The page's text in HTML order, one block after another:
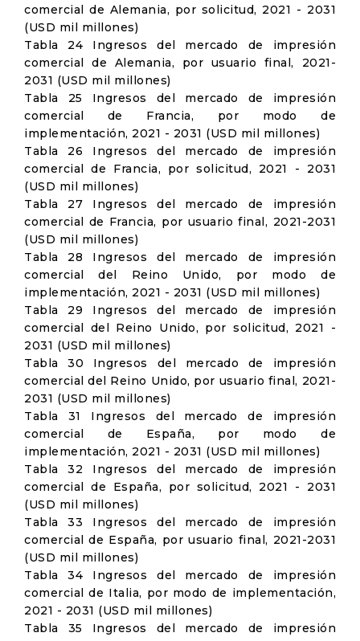
comercial de Alemania, por solicitud, 2021 - 2031
(USD mil millones)
Tabla 24 Ingresos del mercado de impresión
comercial de Alemania, por usuario final, 2021-
2031 (USD mil millones)
Tabla 25 Ingresos del mercado de impresión
comercial de Francia, por modo de
implementación, 2021 - 2031 (USD mil millones)
Tabla 26 Ingresos del mercado de impresión
comercial de Francia, por solicitud, 2021 - 2031
(USD mil millones)
Tabla 27 Ingresos del mercado de impresión
comercial de Francia, por usuario final, 2021-2031
(USD mil millones)
Tabla 28 Ingresos del mercado de impresión
comercial del Reino Unido, por modo de
implementación, 2021 - 2031 (USD mil millones)
Tabla 29 Ingresos del mercado de impresión
comercial del Reino Unido, por solicitud, 2021 -
2031 (USD mil millones)
Tabla 30 Ingresos del mercado de impresión
comercial del Reino Unido, por usuario final, 2021-
2031 (USD mil millones)
Tabla 31 Ingresos del mercado de impresión
comercial de España, por modo de
implementación, 2021 - 2031 (USD mil millones)
Tabla 32 Ingresos del mercado de impresión
comercial de España, por solicitud, 2021 - 2031
(USD mil millones)
Tabla 33 Ingresos del mercado de impresión
comercial de España, por usuario final, 2021-2031
(USD mil millones)
Tabla 34 Ingresos del mercado de impresión
comercial de Italia, por modo de implementación,
2021 - 2031 (USD mil millones)
Tabla 35 Ingresos del mercado de impresión